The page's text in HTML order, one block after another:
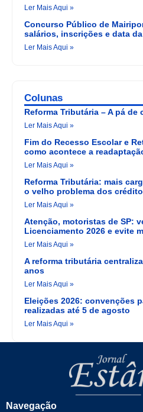
Ler Mais Aqui »
Concurso Público de
salários, inscrições e data
Ler Mais Aqui »
Colunas
Reforma Tributária – A pá de
Ler Mais Aqui »
Fim do Recesso Escolar e
como acontece a
Ler Mais Aqui »
Reforma Tributária: mais
o velho problema dos
Ler Mais Aqui »
Atenção, motoristas de SP:
Licenciamento 2026 e evite
Ler Mais Aqui »
A reforma tributária
anos
Ler Mais Aqui »
Eleições 2026: convenções
realizadas até 5 de agosto
Ler Mais Aqui »
Navegação